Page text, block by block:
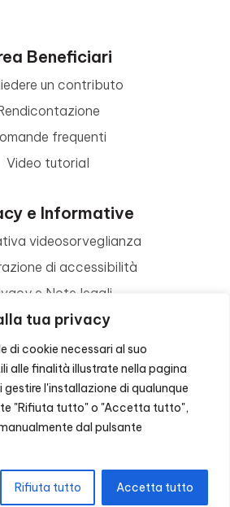
tua privacy
di cookie necessari al suo
alle finalità illustrate nella pagina
gestire l'installazione di qualunque
"Rifiuta tutto" o "Accetta tutto",
dal pulsante
Rifiuta tutto Accetta tutto
Beneficiari
un contributo
frequenti
Video tutorial
e Informative
videosorveglianza
di accessibilità
e Note legali
di utilizzo
Cookie policy
Contattaci
CREDITS